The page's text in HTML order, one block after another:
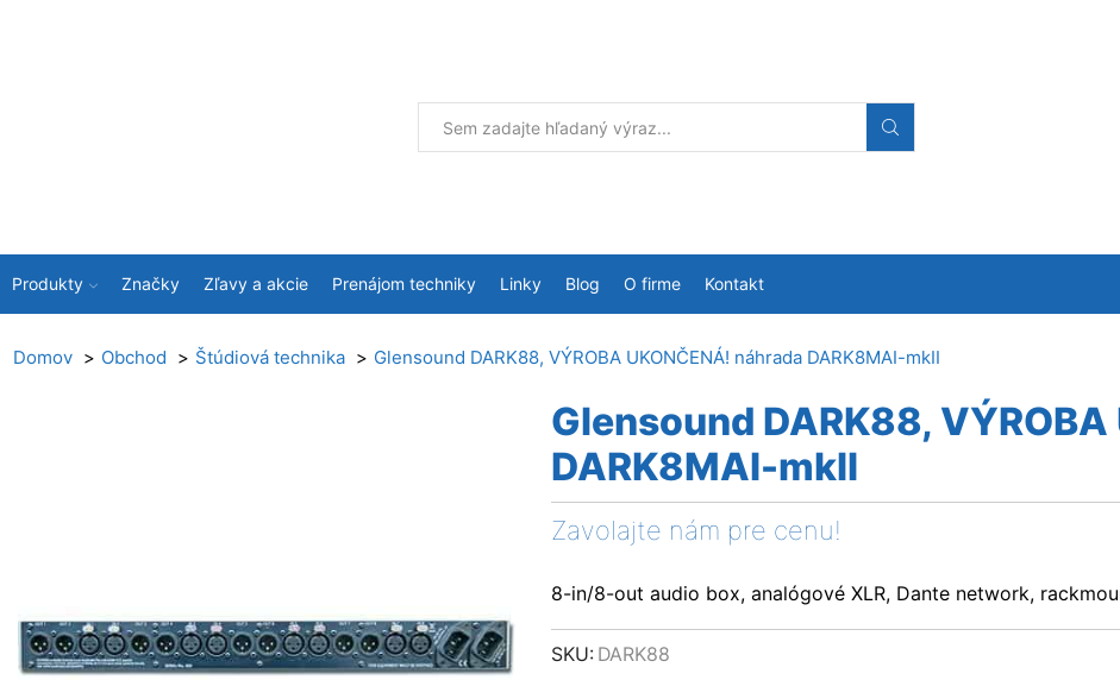
Produkty Značky Zľavy a akcie Prenájom techniky Linky Blog O firme Kontakt
Domov Obchod Štúdiová technika Glensound DARK88, VÝROBA UKONČENÁ! náhrada DARK8MAI-mkII
Glensound DARK88,
DARK8MAI-mkII
Zavolajte nám pre cenu!
8-in/8-out audio box, analógové XLR, Dante network,
SKU: DARK88